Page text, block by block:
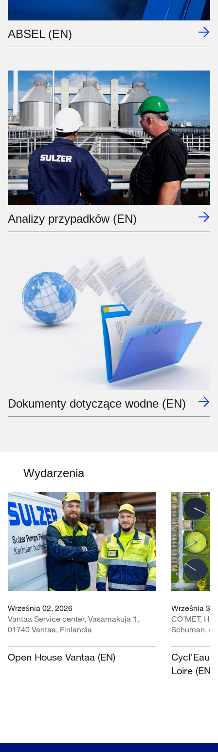
ABSEL (EN)
Analizy przypadków (EN)
Dokumenty dotyczące wodne (EN)
Wydarzenia
Września 02, 2026
Vantaa Service center, Vasamakuja 1,
01740 Vantaa, Finlandia
Open House Vantaa (EN)
Września 30
CO’MET,
Schuman,
Cycl’Eau
Loire (EN)